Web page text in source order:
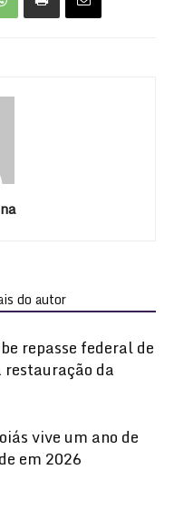
do autor
repasse federal de
da
vive um ano de
em 2026